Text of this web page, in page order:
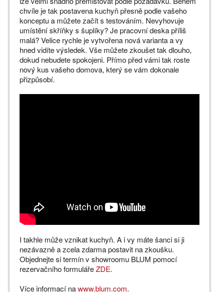
chvíle je tak postavena kuchyň přesně podle vašeho
konceptu a můžete začít s testováním. Nevyhovuje
umístění skříňky s šuplíky? Je pracovní deska příliš
malá? Velice rychle je vytvořena nová varianta a vy
hned vidíte výsledek. Vše můžete zkoušet tak dlouho,
dokud nebudete spokojeni. Přímo před vámi tak roste
nový kus vašeho domova, který se vám dokonale
přizpůsobí.
I takhle může vznikat kuchyň. A i vy máte šanci si ji
nezávazně a zcela zdarma postavit na zkoušku.
Objednejte si termín v showroomu BLUM pomocí
rezervačního formulářeZDE.
Více informací nawww.blum.com.